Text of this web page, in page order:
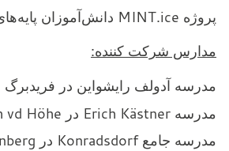
پروژه MINT.ice دانش‌آموزان پایه‌های هفتم و هشتم مدارس متوسطه در منطقه وتراو را هدف قرار داده است.
مدارس شرکت کننده:
مدرسه آدولف رایشواین در فریدبرگ
مدرسه Erich Kästner در Rosbach vd Höhe
مدرسه جامع Konradsdorf در Ortenberg